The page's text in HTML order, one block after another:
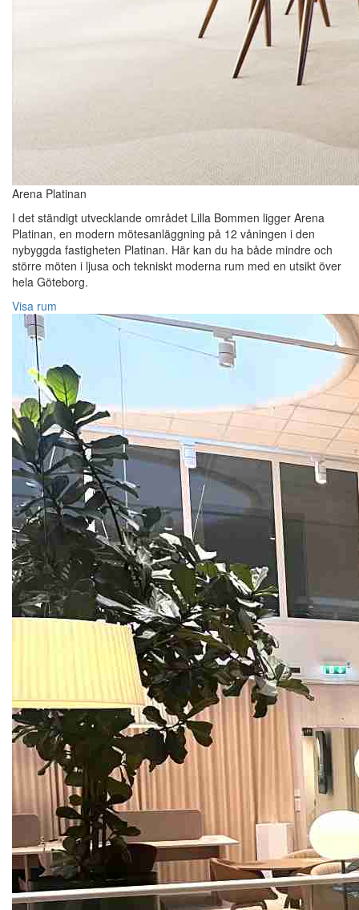
Arena Platinan
I det ständigt utvecklande området Lilla Bommen ligger Arena
Platinan, en modern mötesanläggning på 12 våningen i den
nybyggda fastigheten Platinan. Här kan du ha både mindre och
större möten i ljusa och tekniskt moderna rum med en utsikt över
hela Göteborg.
Visa rum